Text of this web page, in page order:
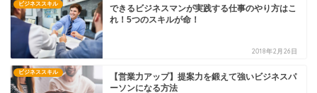
ビジネススキル
できるビジネスマンが実践する仕事のやり方はこ
れ！5つのスキルが命！
2018年2月26日
ビジネススキル
【営業力アップ】提案力を鍛えて強いビジネスパ
ーソンになる方法